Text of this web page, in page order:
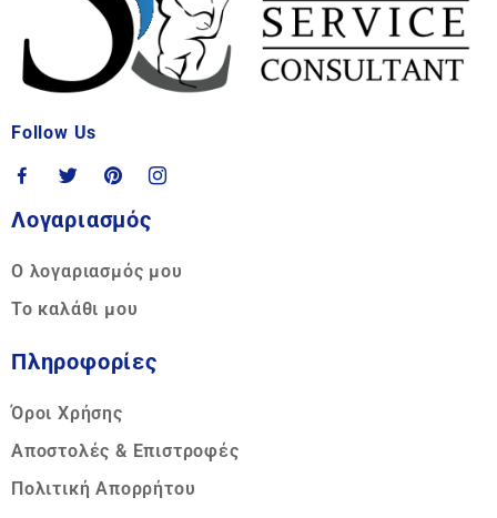
Follow Us
Λογαριασμός
Ο λογαριασμός μου
Το καλάθι μου
Πληροφορίες
Όροι Χρήσης
Αποστολές & Επιστροφές
Πολιτική Απορρήτου